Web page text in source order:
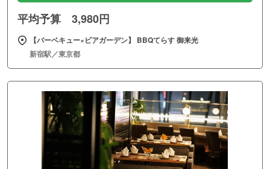
平均予算 3,980円
【バーベキュー×ビアガーデン】 BBQてらす 御来光
新宿駅／東京都